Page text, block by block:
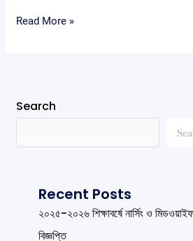
Read More »
Search
Recent Posts
২০২৫-২০২৬ শিক্ষাবর্ষে নার্সিং ও
বিজ্ঞপ্তি